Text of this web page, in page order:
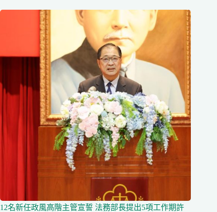
12名新任政風高階主管宣誓 法務部長提出5項工作期許